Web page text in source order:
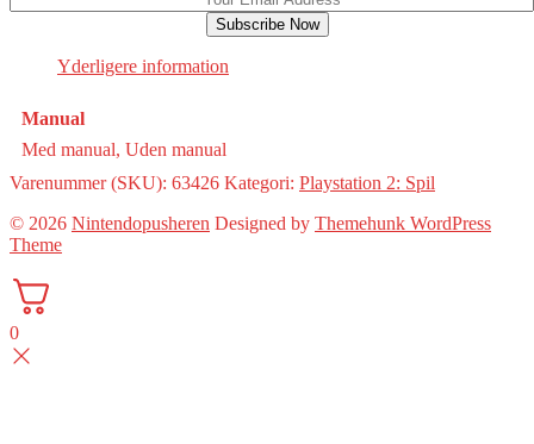
Subscribe Now
Yderligere information
Manual
Med manual, Uden manual
Varenummer (SKU): 63426 Kategori: Playstation 2: Spil
© 2026 Nintendopusheren Designed by Themehunk WordPress
Theme
0